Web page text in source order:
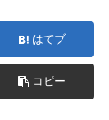
はてブ
コピー